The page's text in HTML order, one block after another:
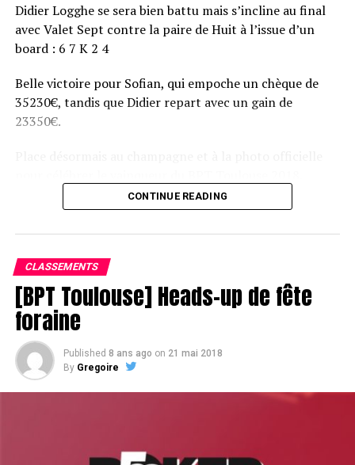
Didier Logghe se sera bien battu mais s’incline au final
avec Valet Sept contre la paire de Huit à l’issue d’un
board : 6 7 K 2 4
Belle victoire pour Sofian, qui empoche un chèque de
35230€, tandis que Didier repart avec un gain de
23350€.
CONTINUE READING
CLASSEMENTS
[BPT Toulouse] Heads-up de fête
foraine
Published 8 ans ago on 21 mai 2018
By Gregoire